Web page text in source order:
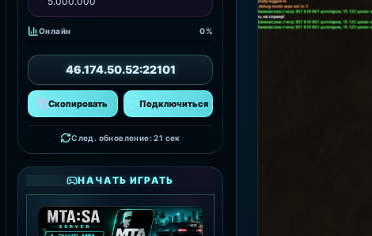
Онлайн 0%
46.174.50.52:22101
Скопировать Подключиться
След. обновление: 20 сек
НАЧАТЬ ИГРАТЬ